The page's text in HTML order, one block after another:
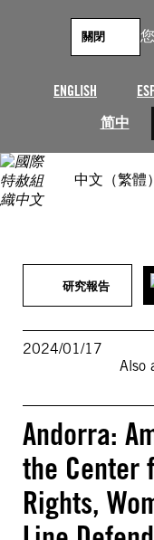
ENGLISH
简中
關閉
中文（繁體）
研究報告
2024/01/17
Also
Andorra:
the Center
Rights,